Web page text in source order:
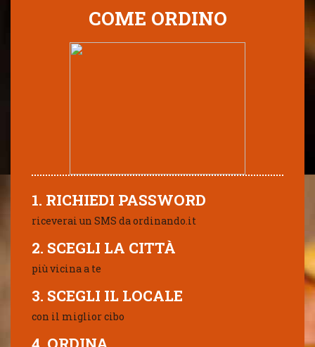
COME ORDINO
1. RICHIEDI PASSWORD
riceverai un SMS da ordinando.it
2. SCEGLI LA CITTÀ
più vicina a te
3. SCEGLI IL LOCALE
con il miglior cibo